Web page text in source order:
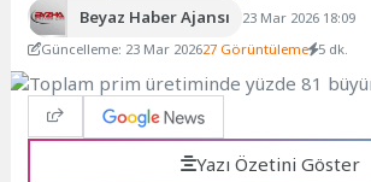
Beyaz Haber Ajansı
23 Mar 2026 18:09
Güncelleme: 23 Mar 202627 Görüntüleme 5 dk.
Yazı Özetini Göster